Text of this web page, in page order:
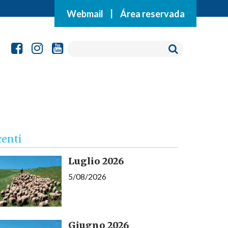
Webmail Área reservada
Luglio 2026
5/08/2026
Giugno 2026